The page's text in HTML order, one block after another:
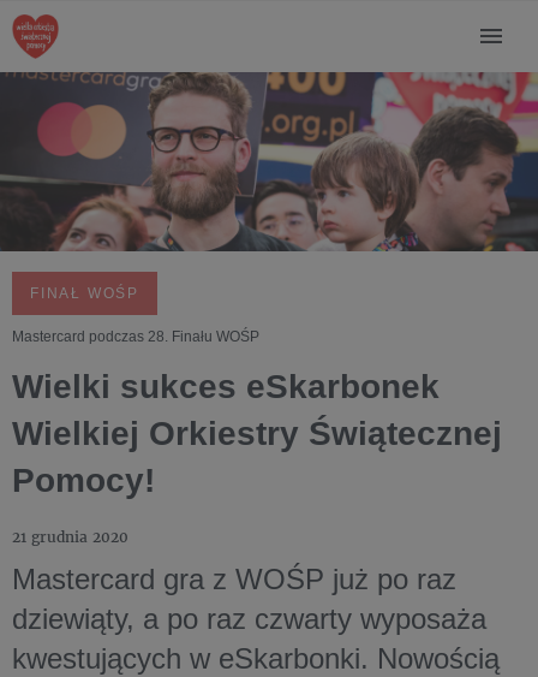
FINAŁ WOŚP
Mastercard podczas 28. Finału WOŚP
Wielki sukces eSkarbonek
Wielkiej Orkiestry Świątecznej
Pomocy!
21 grudnia 2020
Mastercard gra z WOŚP już po raz
dziewiąty, a po raz czwarty wyposaża
kwestujących w eSkarbonki. Nowością